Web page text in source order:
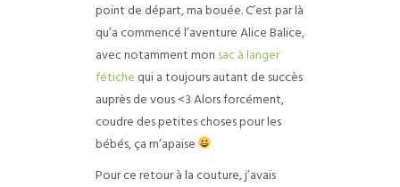
point de départ, ma bouée. C’est par là
qu’a commencé l’aventure Alice Balice,
avec notamment mon sac à langer
fétiche qui a toujours autant de succès
auprès de vous <3 Alors forcément,
coudre des petites choses pour les
bébés, ça m’apaise
Pour ce retour à la couture, j’avais